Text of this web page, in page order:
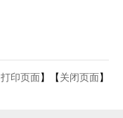
打印页面】【 关闭页面】